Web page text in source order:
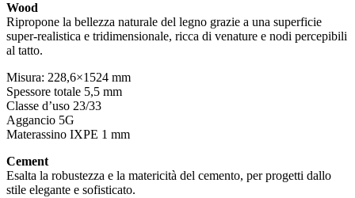
Wood
Ripropone la bellezza naturale del legno grazie a una superficie
super-realistica e tridimensionale, ricca di venature e nodi percepibili
al tatto.
Misura: 228,6×1524 mm
Spessore totale 5,5 mm
Classe d’uso 23/33
Aggancio 5G
Materassino IXPE 1 mm
Cement
Esalta la robustezza e la matericità del cemento, per progetti dallo
stile elegante e sofisticato.